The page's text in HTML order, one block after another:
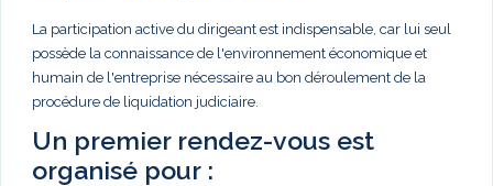
La participation active du dirigeant est indispensable, car lui seul
possède la connaissance de l'environnement économique et
humain de l'entreprise nécessaire au bon déroulement de la
procédure de liquidation judiciaire.
Un premier rendez-vous est
organisé pour :